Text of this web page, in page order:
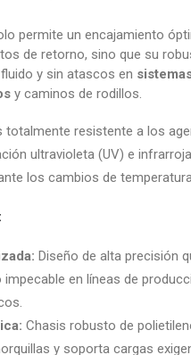
permite un encajamiento
de retorno, sino que su
y sin atascos en
y caminos de rodillos.
totalmente resistente a los
ultravioleta (UV) e
los cambios de
Diseño de alta precisión
en líneas de
Chasis robusto de
y soporta cargas